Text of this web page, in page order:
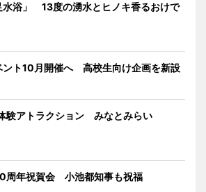
水浴」 13度の湧水とヒノキ香るおけで
ント10月開催へ 高校生向け企画を新設
験アトラクション みなとみらい
周年祝賀会 小池都知事も祝福